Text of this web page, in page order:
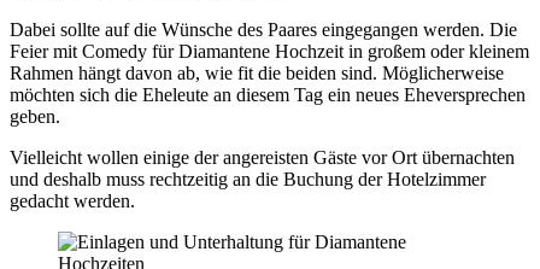
Dabei sollte auf die Wünsche des Paares eingegangen werden. Die
Feier mit Comedy für Diamantene Hochzeit in großem oder kleinem
Rahmen hängt davon ab, wie fit die beiden sind. Möglicherweise
möchten sich die Eheleute an diesem Tag ein neues Eheversprechen
geben.
Vielleicht wollen einige der angereisten Gäste vor Ort übernachten
und deshalb muss rechtzeitig an die Buchung der Hotelzimmer
gedacht werden.